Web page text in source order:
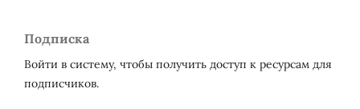
Подписка
Войти в систему, чтобы получить доступ к ресурсам для
подписчиков.